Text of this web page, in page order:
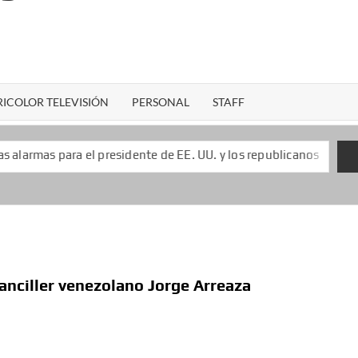
TELEVISIÓN PERSONAL STAFF
presidente de EE. UU. y los republicanos Keiko
venezolano Jorge Arreaza